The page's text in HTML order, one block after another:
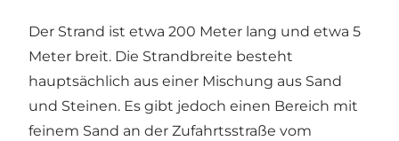
Der Strand ist etwa 200 Meter lang und etwa 5
Meter breit. Die Strandbreite besteht
hauptsächlich aus einer Mischung aus Sand
und Steinen. Es gibt jedoch einen Bereich mit
feinem Sand an der Zufahrtsstraße vom